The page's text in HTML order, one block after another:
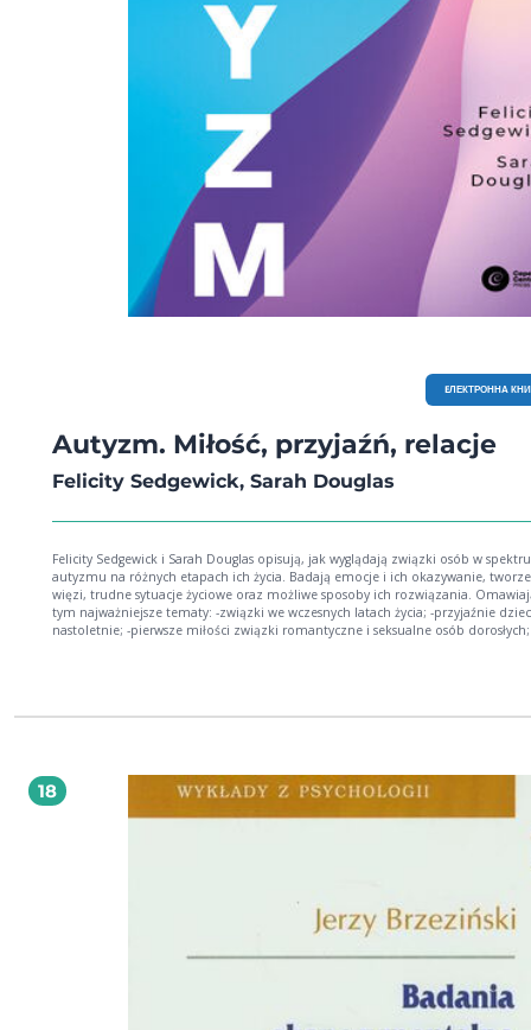
EЛЕКТРОННА
Autyzm. Miłość, przyjaźń, relacje
Felicity Sedgewick, Sarah Douglas
Felicity Sedgewick i Sarah Douglas opisują, jak wyglądają związki osób w
autyzmu na różnych etapach ich życia. Badają emocje i ich okazywanie,
więzi, trudne sytuacje życiowe oraz możliwe sposoby ich rozwiązania.
tym najważniejsze tematy: -związki we wczesnych latach życia; -przyjaźnie dziecięce i
nastoletnie; -pierwsze miłości związki romantyczne i seksualne osób dorosłych; -
na przestrzeni życia, łączący wiedzę naukową z osobistymi doświadczeniami
Fundacji Aleklasa
18